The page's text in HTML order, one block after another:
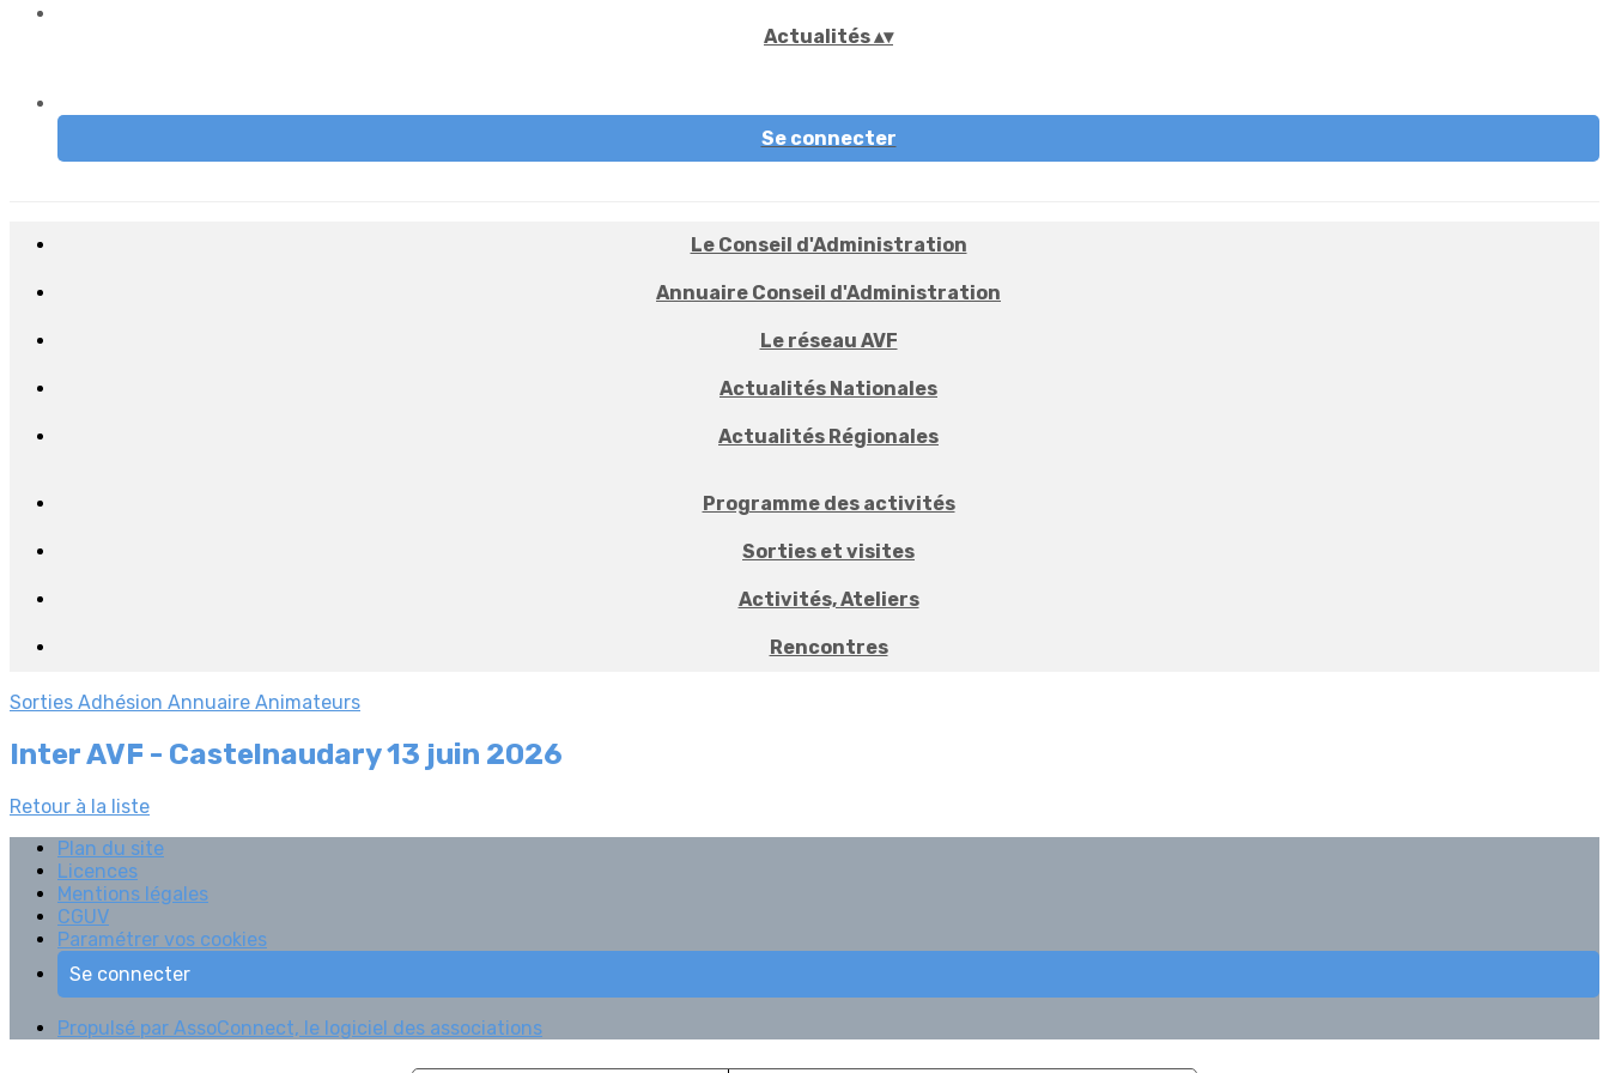
Actualités▴▾
Se connecter
Le Conseil d'Administration
Annuaire Conseil d'Administration
Le réseau AVF
Actualités Nationales
Actualités Régionales
Programme des activités
Sorties et visites
Activités, Ateliers
Rencontres
Sorties Adhésion Annuaire Animateurs
Inter AVF - Castelnaudary 13 juin 2026
Retour à la liste
Plan du site
Licences
Mentions légales
CGUV
Paramétrer vos cookies
Se connecter
Propulsé par AssoConnect, le logiciel des associations